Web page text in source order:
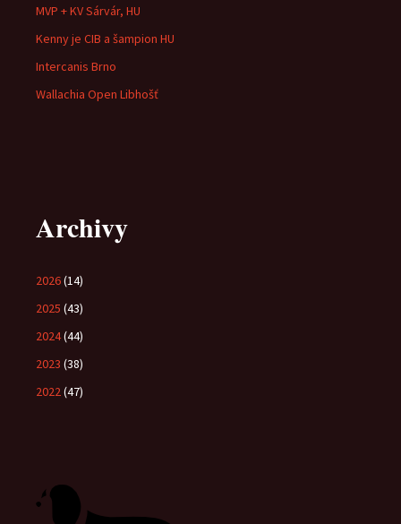
MVP + KV Sárvár, HU
Kenny je CIB a šampion HU
Intercanis Brno
Wallachia Open Libhošť
Archivy
2026(14)
2025 (43)
2024(44)
2023 (38)
2022(47)